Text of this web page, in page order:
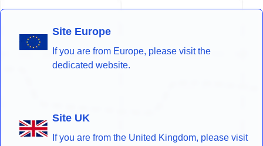
Site Europe
If you are from Europe, please visit the
dedicated website.
Site UK
If you are from the United Kingdom, please visit